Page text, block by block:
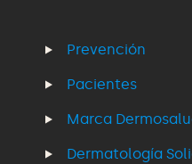
Prevención
Pacientes
Marca
Dermatología